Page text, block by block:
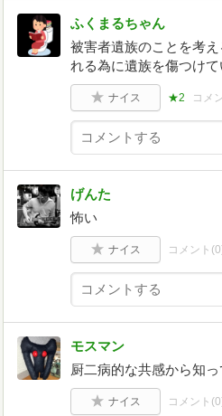
ふくまるちゃん
被害者遺族のことを考
れる為に遺族を傷つけて
ナイス ★2 コメ
げんた
怖い
ナイス コメント(0
モスマン
厨二病的な共感から知
ナイス コメント(0